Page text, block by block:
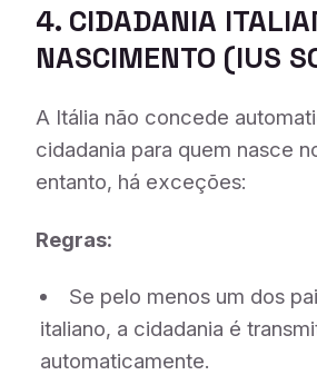
4. CIDADANIA
NASCIMENTO (IUS
A Itália não concede
cidadania para quem nasce
entanto, há exceções:
Regras:
Se pelo menos um dos
italiano, a cidadania é
automaticamente.